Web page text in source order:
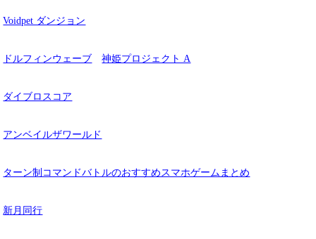
Voidpet ダンジョン
ドルフィンウェーブ 神姫プロジェクト A
ダイブロスコア
アンベイルザワールド
ターン制コマンドバトルのおすすめスマホゲームまとめ
新月同行